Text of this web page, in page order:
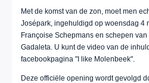
Met de komst van de zon, moet men
Josépark, ingehuldigd op woensdag 4
Françoise Schepmans en schepen
Gadaleta. U kunt de video van de
facebookpagina "I like Molenbeek".
Deze officiële opening wordt gevolgd